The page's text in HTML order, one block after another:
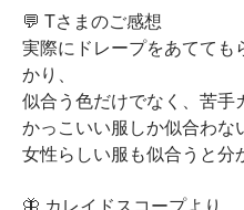
💬 Tさまのご感想
実際にドレープをあてても
かり、
似合う色だけでなく、苦手
かっこいい服しか似合わな
女性らしい服も似合うと分